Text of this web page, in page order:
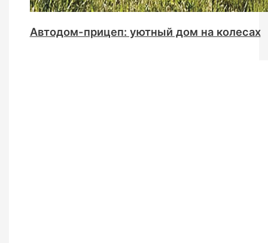
Автодом-прицеп: уютный дом на колесах